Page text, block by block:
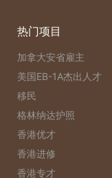
热门项目
加拿大安省雇主
美国EB-1A杰出人才
移民
格林纳达护照
香港优才
香港进修
香港专才